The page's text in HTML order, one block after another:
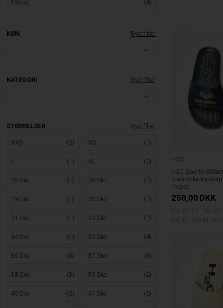
Tilbud (4)
KØN Ryd filter
KATEGORI Ryd filter
STØRRELSER Ryd filter
XXS (2) XS (1)
L (1) XL (2)
25 Sko (1) 28 Sko (1)
29 Sko (1) 30 Sko (1)
31 Sko (1) 33 Sko (1)
34 Sko (1) 35 Sko (4)
36 Sko (3) 37 Sko (3)
38 Sko (3) 39 Sko (2)
40 Sko (2) 41 Sko (2)
H2O
H2O Sports
Klassiske
i Navy
250,00 DKK
Sko 35+1/2 Sko 37
Sko 43